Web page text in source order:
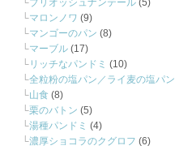
ブリオッシュナンテール (5)
マロンノワ (9)
マンゴーのパン (8)
マーブル (17)
リッチなパンドミ (10)
全粒粉の塩パン／ライ麦の塩パン
山食 (8)
栗のバトン (5)
湯種パンドミ (4)
濃厚ショコラのクグロフ (6)